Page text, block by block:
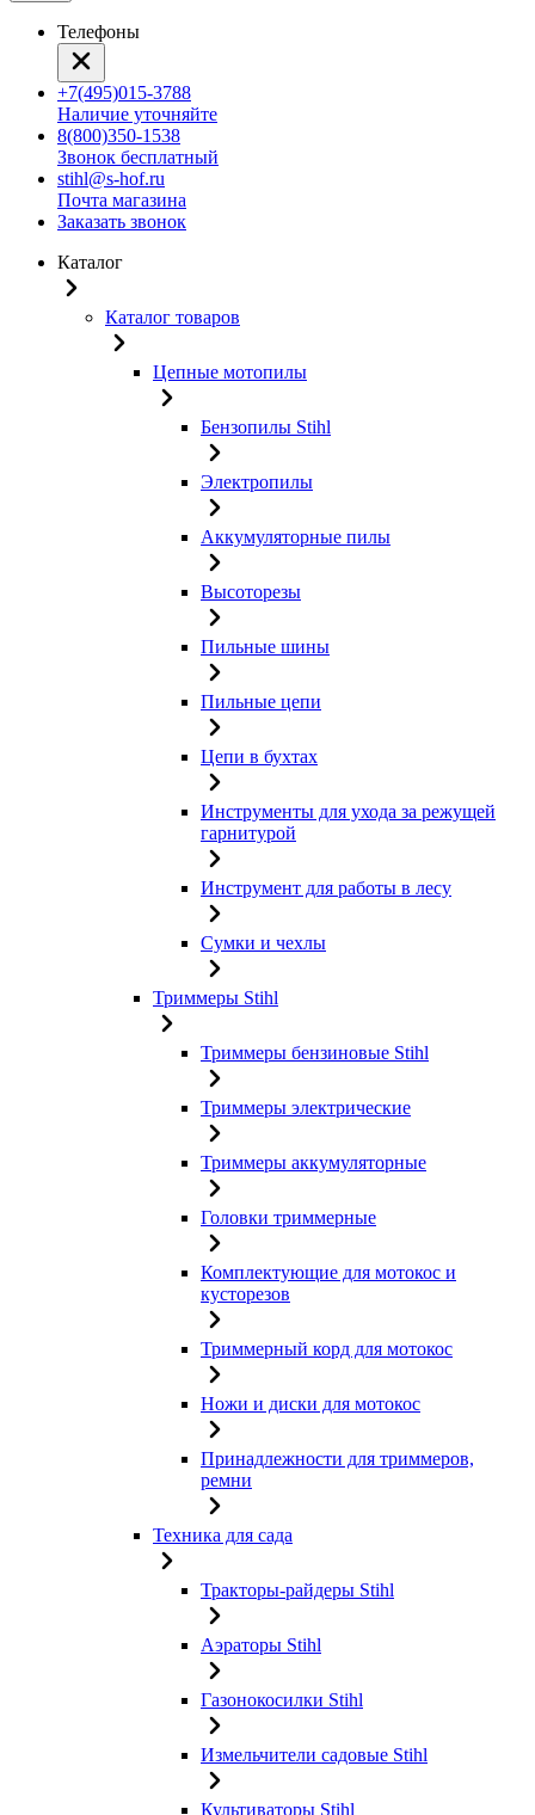
Телефоны
+7(495)015-3788
Наличие уточняйте
8(800)350-1538
Звонок бесплатный
stihl@s-hof.ru
Почта магазина
Заказать звонок
Каталог
Каталог товаров
Цепные мотопилы
Бензопилы Stihl
Электропилы
Аккумуляторные пилы
Высоторезы
Пильные шины
Пильные цепи
Цепи в бухтах
Инструменты для ухода за режущей
гарнитурой
Инструмент для работы в лесу
Сумки и чехлы
Триммеры Stihl
Триммеры бензиновые Stihl
Триммеры электрические
Триммеры аккумуляторные
Головки триммерные
Комплектующие для мотокос и
кусторезов
Триммерный корд для мотокос
Ножи и диски для мотокос
Принадлежности для триммеров,
ремни
Техника для сада
Тракторы-райдеры Stihl
Аэраторы Stihl
Газонокосилки Stihl
Измельчители садовые Stihl
Культиваторы Stihl